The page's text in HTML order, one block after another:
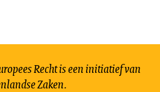
Recht is een initiatief van
Zaken.